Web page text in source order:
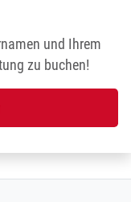
und Ihrem
zu buchen!